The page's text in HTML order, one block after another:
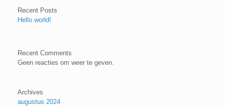
Recent Posts
Hello world!
Recent Comments
Geen reacties om weer te geven.
Archives
augustus 2024